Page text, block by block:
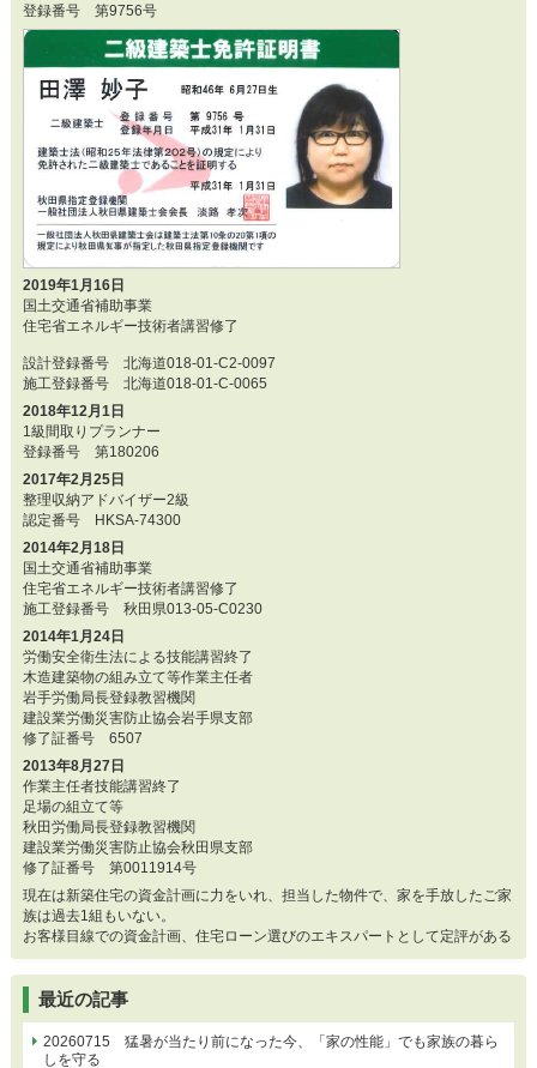
登録番号 第9756号
2019年1月16日
国土交通省補助事業
住宅省エネルギー技術者講習修了
設計登録番号 北海道018-01-C2-0097
施工登録番号 北海道018-01-C-0065
2018年12月1日
1級間取りプランナー
登録番号 第180206
2017年2月25日
整理収納アドバイザー2級
認定番号 HKSA-74300
2014年2月18日
国土交通省補助事業
住宅省エネルギー技術者講習修了
施工登録番号 秋田県013-05-C0230
2014年1月24日
労働安全衛生法による技能講習終了
木造建築物の組み立て等作業主任者
岩手労働局長登録教習機関
建設業労働災害防止協会岩手県支部
修了証番号 6507
2013年8月27日
作業主任者技能講習終了
足場の組立て等
秋田労働局長登録教習機関
建設業労働災害防止協会秋田県支部
修了証番号 第0011914号
現在は新築住宅の資金計画に力をいれ、担当した物件で、家を手放したご家
族は過去1組もいない。
お客様目線での資金計画、住宅ローン選びのエキスパートとして定評がある
最近の記事
20260715 猛暑が当たり前になった今、「家の性能」でも家族の暮ら
しを守る